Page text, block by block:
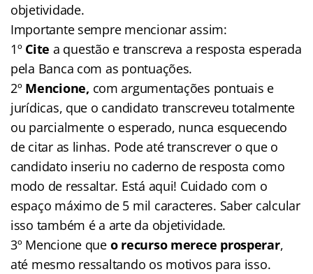
objetividade.
Importante sempre mencionar assim:
1º Cite a questão e transcreva a resposta esperada
pela Banca com as pontuações.
2º Mencione, com argumentações pontuais e
jurídicas, que o candidato transcreveu totalmente
ou parcialmente o esperado, nunca esquecendo
de citar as linhas. Pode até transcrever o que o
candidato inseriu no caderno de resposta como
modo de ressaltar. Está aqui! Cuidado com o
espaço máximo de 5 mil caracteres. Saber calcular
isso também é a arte da objetividade.
3º Mencione que o recurso merece prosperar,
até mesmo ressaltando os motivos para isso.